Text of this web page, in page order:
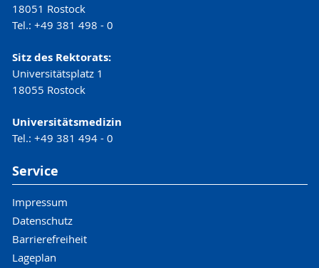
18051 Rostock
Tel.: +49 381 498 - 0
Sitz des Rektorats:
Universitätsplatz 1
18055 Rostock
Universitätsmedizin
Tel.: +49 381 494 - 0
Service
Impressum
Datenschutz
Barrierefreiheit
Lageplan